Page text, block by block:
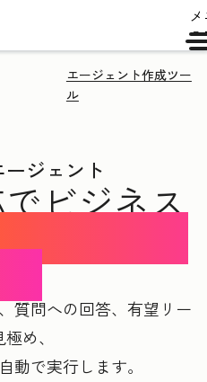
エージェント作成ツー
ル
ジェント
ビジネス
ンシェル
質問への回答、有望リー
め、
動で実行します。